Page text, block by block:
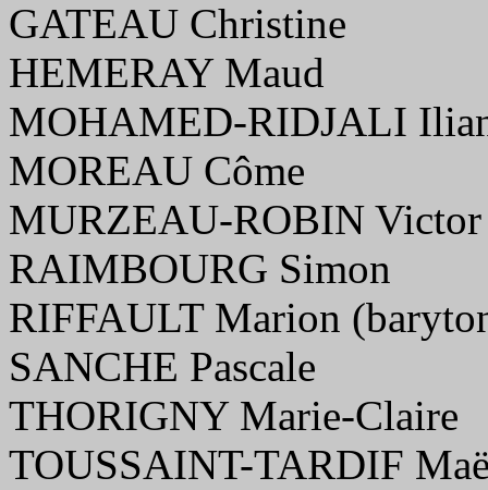
GATEAU Christine
HEMERAY Maud
MOHAMED-RIDJALI
MOREAU Côme
MURZEAU-ROBIN Victor
RAIMBOURG Simon
RIFFAULT Marion
SANCHE Pascale
THORIGNY Marie-Claire
TOUSSAINT-TARDIF